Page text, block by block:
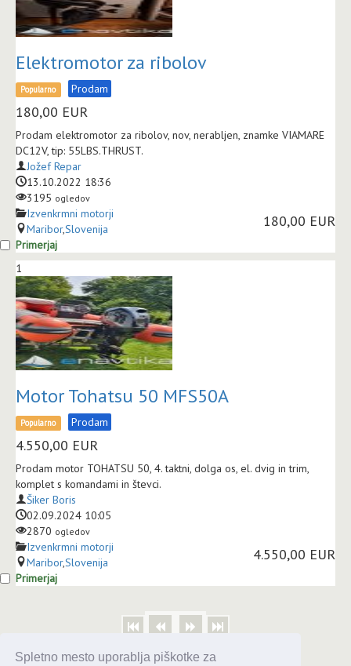
Spletno mesto uporablja piškotke za
Elektromotor za ribolov
Popularno Prodam
180,00 EUR
Prodam elektromotor za ribolov, nov, nerabljen, znamke VIAMARE
DC12V, tip: 55LBS.THRUST.
Jožef Repar
13.10.2022 18:36
3195 ogledov
180,00 EUR
Izvenkrmni motorji
Maribor,Slovenija
Primerjaj
1
Motor Tohatsu 50 MFS50A
Popularno Prodam
4.550,00 EUR
Prodam motor TOHATSU 50, 4. taktni, dolga os, el. dvig in trim,
komplet s komandami in števci.
Šiker Boris
02.09.2024 10:05
2870 ogledov
4.550,00 EUR
Izvenkrmni motorji
Maribor,Slovenija
Primerjaj